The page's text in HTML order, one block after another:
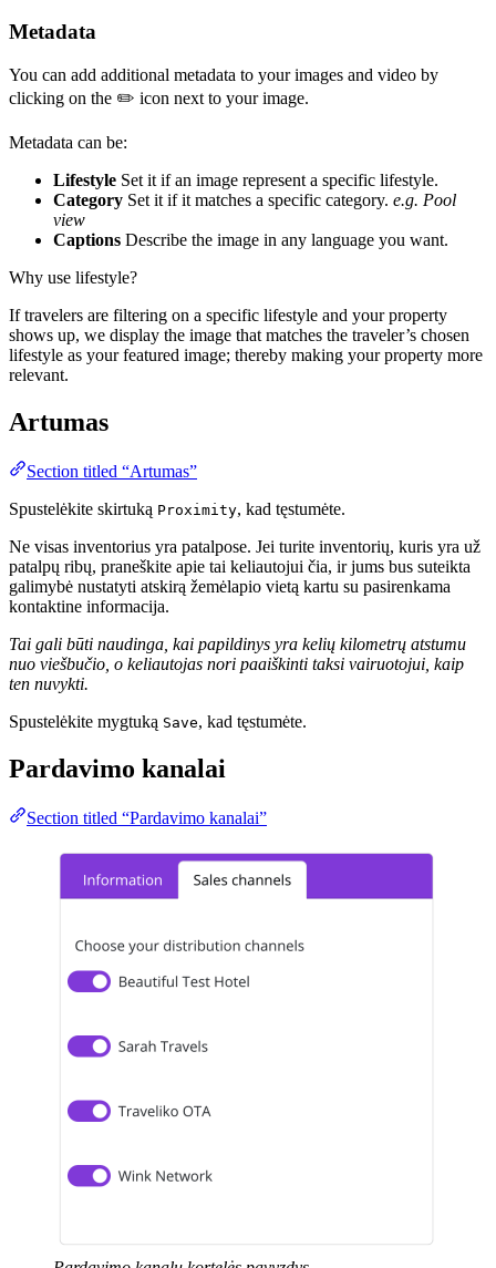
Metadata
You can add additional metadata to your images and video by
clicking on the ✏️ icon next to your image.
Metadata can be:
Lifestyle Set it if an image represent a specific lifestyle.
Category Set it if it matches a specific category. e.g. Pool
view
Captions Describe the image in any language you want.
Why use lifestyle?
If travelers are filtering on a specific lifestyle and your property
shows up, we display the image that matches the traveler’s chosen
lifestyle as your featured image; thereby making your property more
relevant.
Artumas
Section titled “Artumas”
Spustelėkite skirtuką Proximity, kad tęstumėte.
Ne visas inventorius yra patalpose. Jei turite inventorių, kuris yra už
patalpų ribų, praneškite apie tai keliautojui čia, ir jums bus suteikta
galimybė nustatyti atskirą žemėlapio vietą kartu su pasirenkama
kontaktine informacija.
Tai gali būti naudinga, kai papildinys yra kelių kilometrų atstumu
nuo viešbučio, o keliautojas nori paaiškinti taksi vairuotojui, kaip
ten nuvykti.
Spustelėkite mygtuką Save, kad tęstumėte.
Pardavimo kanalai
Section titled “Pardavimo kanalai”